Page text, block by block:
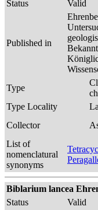
Status Valid
Published in
Type
Type Locality
Collector
List of
nomenclatural
synonyms
Biblarium lancea
Status
Valid